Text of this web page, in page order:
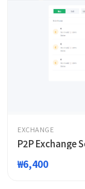
EXCHANGE
P2P Exchange
₩6,400